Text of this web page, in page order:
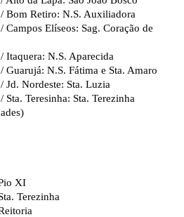
/ Bom Retiro: N.S. Auxiliadora
Campos Elíseos: Sag. Coração de
Itaquera: N.S. Aparecida
Guarujá: N.S. Fátima e Sta. Amaro
Jd. Nordeste: Sta. Luzia
Sta. Teresinha: Sta. Terezinha
XI
Terezinha